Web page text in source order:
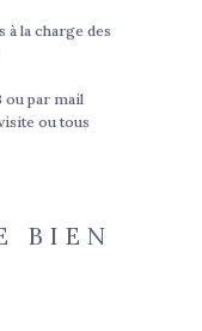
à la charge des
ou par mail
ou tous
BIEN